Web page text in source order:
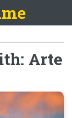
Arte